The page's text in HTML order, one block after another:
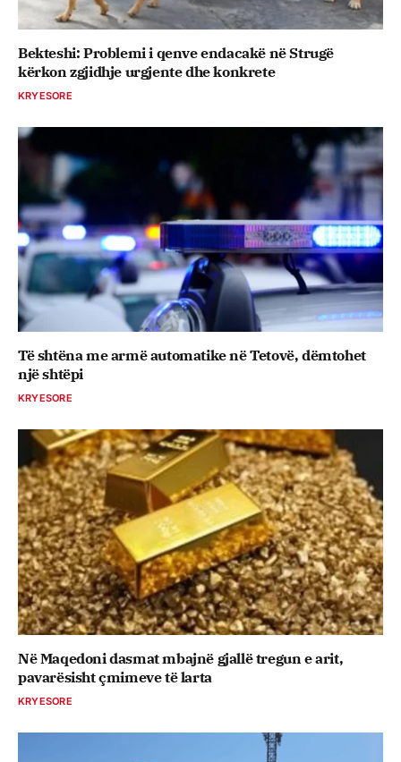
Bekteshi: Problemi i qenve endacakë në Strugë
kërkon zgjidhje urgjente dhe konkrete
KRYESORE
Të shtëna me armë automatike në Tetovë, dëmtohet
një shtëpi
KRYESORE
Në Maqedoni dasmat mbajnë gjallë tregun e arit,
pavarësisht çmimeve të larta
KRYESORE